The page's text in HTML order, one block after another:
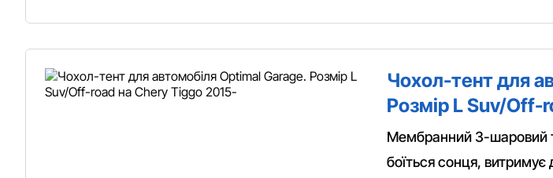
Чохол-тент для
Розмір L Suv/Off-
Мембранний 3-шаровий
боїться сонця,